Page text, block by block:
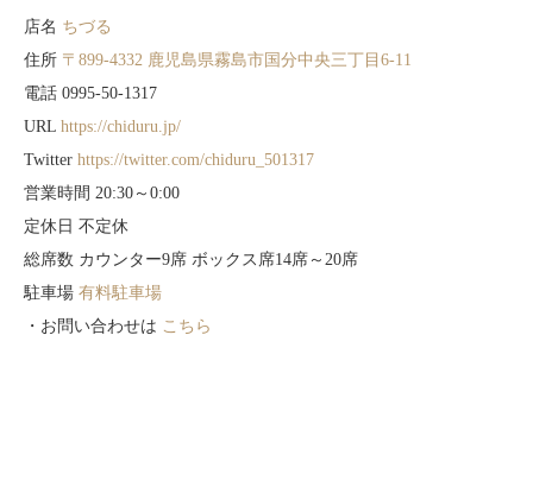
店名 ちづる
住所 〒899-4332 鹿児島県霧島市国分中央三丁目6-11
電話 0995-50-1317
URL https://chiduru.jp/
Twitter https://twitter.com/chiduru_501317
営業時間 20:30～0:00
定休日 不定休
総席数 カウンター9席 ボックス席14席～20席
駐車場 有料駐車場
・お問い合わせは こちら